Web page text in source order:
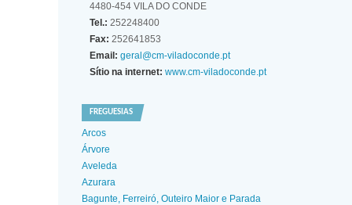
4480-454 VILA DO CONDE
Tel.: 252248400
Fax: 252641853
Email: geral@cm-viladoconde.pt
Sítio na internet: www.cm-viladoconde.pt
FREGUESIAS
Arcos
Árvore
Aveleda
Azurara
Bagunte, Ferreiró, Outeiro Maior e Parada